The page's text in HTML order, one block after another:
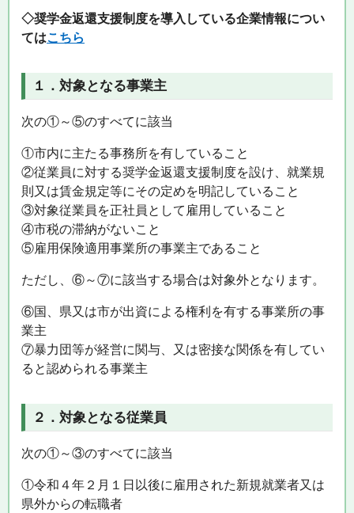
◇奨学金返還支援制度を導入している企業情報につい
てはこちら
１．対象となる事業主
次の①～⑤のすべてに該当
①市内に主たる事務所を有していること
②従業員に対する奨学金返還支援制度を設け、就業規
則又は賃金規定等にその定めを明記していること
③対象従業員を正社員として雇用していること
④市税の滞納がないこと
⑤雇用保険適用事業所の事業主であること
ただし、⑥～⑦に該当する場合は対象外となります。
⑥国、県又は市が出資による権利を有する事業所の事
業主
⑦暴力団等が経営に関与、又は密接な関係を有してい
ると認められる事業主
２．対象となる従業員
次の①～③のすべてに該当
①令和４年２月１日以後に雇用された新規就業者又は
県外からの転職者